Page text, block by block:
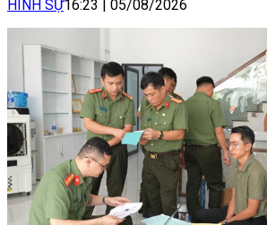
HÌNH SỰ16:23 05/08/2026